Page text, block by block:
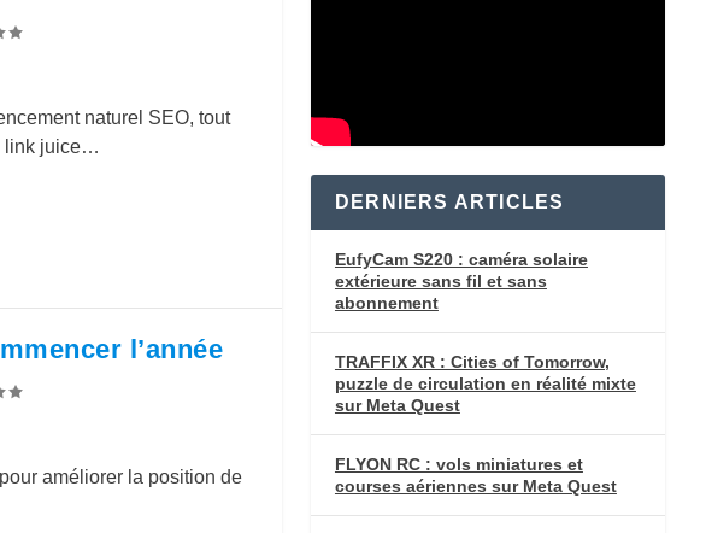
naturel SEO, tout
link juice…
l’année
améliorer la position de
DERNIERS ARTICLES
EufyCam S220 : caméra solaire
extérieure sans fil et sans
abonnement
TRAFFIX XR : Cities of Tomorrow,
puzzle de circulation en réalité mixte
sur Meta Quest
FLYON RC : vols miniatures et
courses aériennes sur Meta Quest